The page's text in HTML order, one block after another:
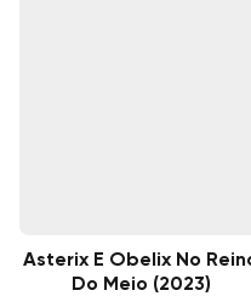
Asterix E Obelix No
Do Meio (2023)